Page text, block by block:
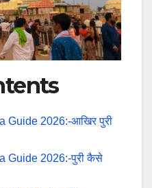
Guide 2026:-आखिर पुरी
Guide 2026:-पुरी कैसे